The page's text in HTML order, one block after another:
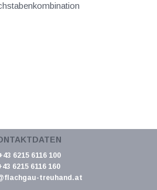
6215 6116 100
6215 6116 160
treuhand.at